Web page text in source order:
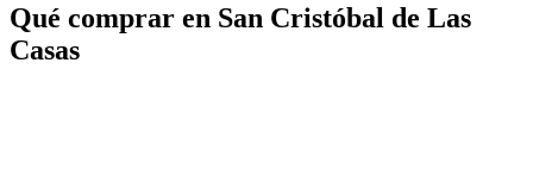
Qué comprar en San Cristóbal de Las
Casas